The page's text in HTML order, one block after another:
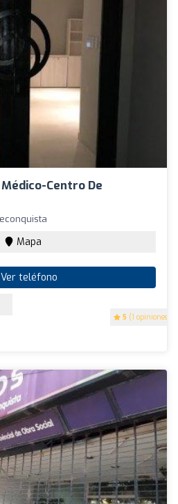
Centro De
5 (1 opiniones)
Mapa
Ver teléfono